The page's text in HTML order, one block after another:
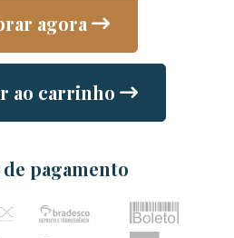
agora
ao carrinho
pagamento